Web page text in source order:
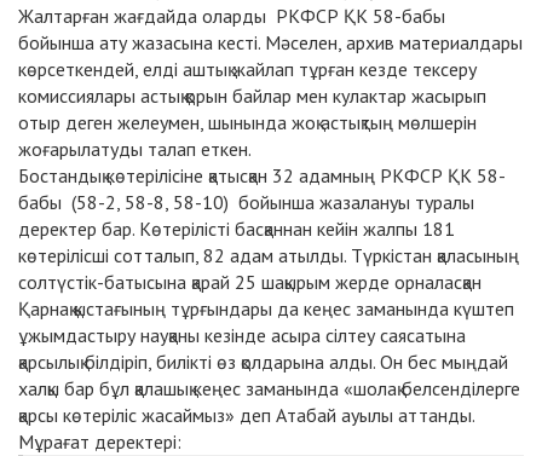
Жалтарған жағдайда оларды РКФСР ҚК 58-бабы
бойынша ату жазасына кесті. Мәселен, архив материалдары
көрсеткендей, елді аштық жайлап тұрған кезде тексеру
комиссиялары астық қорын байлар мен кулактар жасырып
отыр деген желеумен, шынында жоқ астықтың мөлшерін
жоғарылатуды талап еткен.
Бостандық көтерілісіне қатысқан 32 адамның РКФСР ҚК 58-
бабы (58-2, 58-8, 58-10) бойынша жазалануы туралы
деректер бар. Көтерілісті басқаннан кейін жалпы 181
көтерілісші сотталып, 82 адам атылды. Түркістан қаласының
солтүстік-батысына қарай 25 шақырым жерде орналасқан
Қарнақ қыстағының тұрғындары да кеңес заманында күштеп
ұжымдастыру науқаны кезінде асыра сілтеу саясатына
қарсылық білдіріп, билікті өз қолдарына алды. Он бес мыңдай
халқы бар бұл қалашық кеңес заманында «шолақ белсенділерге
қарсы көтеріліс жасаймыз» деп Атабай ауылы аттанды.
Мұрағат деректері: